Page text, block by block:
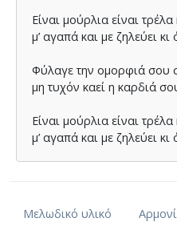
Είναι µούρλια είναι
µ’ αγαπά και µε ζηλεύει
Φύλαγε την οµορφιά σου
µη τυχόν καεί η καρδιά
Είναι µούρλια είναι
µ’ αγαπά και µε ζηλεύει
Μελωδικό υλικό